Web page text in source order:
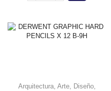
0.7MM(METALICO)
cantidad
Arquitectura, Arte, Diseño,